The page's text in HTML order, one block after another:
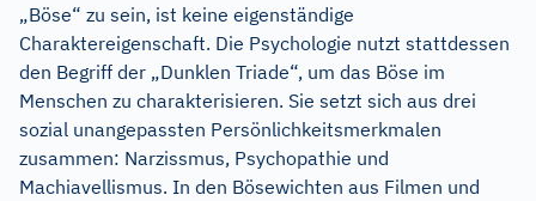
„Böse“ zu sein, ist keine eigenständige
Charaktereigenschaft. Die Psychologie nutzt stattdessen
den Begriff der „Dunklen Triade“, um das Böse im
Menschen zu charakterisieren. Sie setzt sich aus drei
sozial unangepassten Persönlichkeitsmerkmalen
zusammen: Narzissmus, Psychopathie und
Machiavellismus. In den Bösewichten aus Filmen und